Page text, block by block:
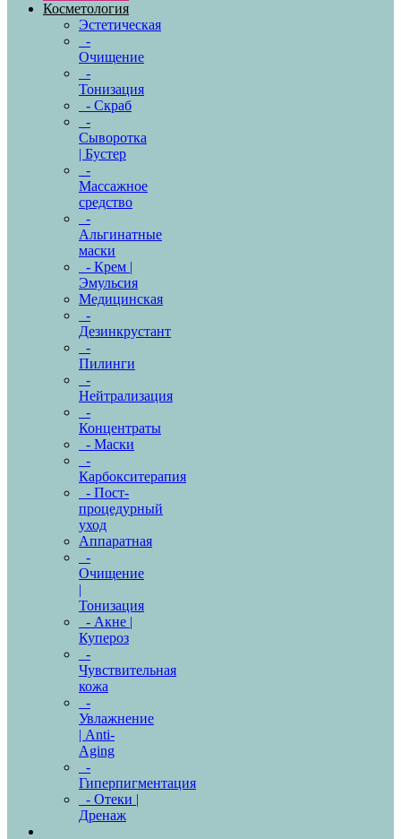
Косметология
Эстетическая
-
Очищение
-
Тонизация
- Скраб
-
Сыворотка
| Бустер
-
Массажное
средство
-
Альгинатные
маски
- Крем |
Эмульсия
Медицинская
-
Дезинкрустант
-
Пилинги
-
Нейтрализация
-
Концентраты
- Маски
-
Карбокситерапия
- Пост-
процедурный
уход
Аппаратная
-
Очищение
|
Тонизация
- Акне |
Купероз
-
Чувствительная
кожа
-
Увлажнение
| Anti-
Aging
-
Гиперпигментация
- Отеки |
Дренаж